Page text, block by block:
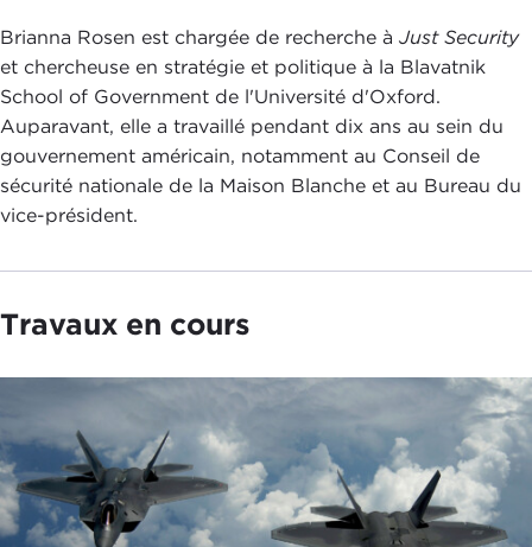
Brianna Rosen est chargée de recherche à Just Security
et chercheuse en stratégie et politique à la Blavatnik
School of Government de l'Université d'Oxford.
Auparavant, elle a travaillé pendant dix ans au sein du
gouvernement américain, notamment au Conseil de
sécurité nationale de la Maison Blanche et au Bureau du
vice-président.
Travaux en cours